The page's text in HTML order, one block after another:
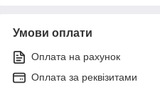
Умови оплати
Оплата на рахунок
Оплата за реквізитами